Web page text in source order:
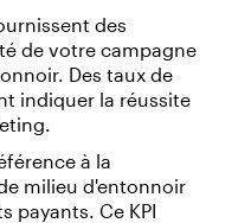
des
de votre campagne
Des taux de
indiquer la réussite
à la
milieu d'entonnoir
payants. Ce KPI